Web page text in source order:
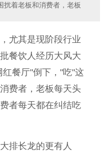
扰着老板和消费者，老板
尤其是现阶段行业
餐饮人经历大风大
餐厅"倒下，"吃"这
费者，老板每天头
者每天都在纠结吃
排长龙的更有人